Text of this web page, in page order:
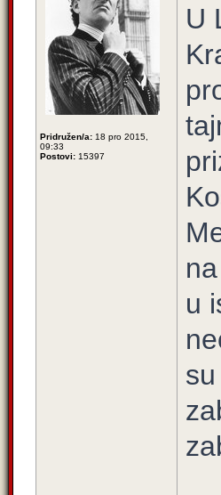
Pridružen/a: 18 pro 2015,
09:33
Postovi: 15397
U
u